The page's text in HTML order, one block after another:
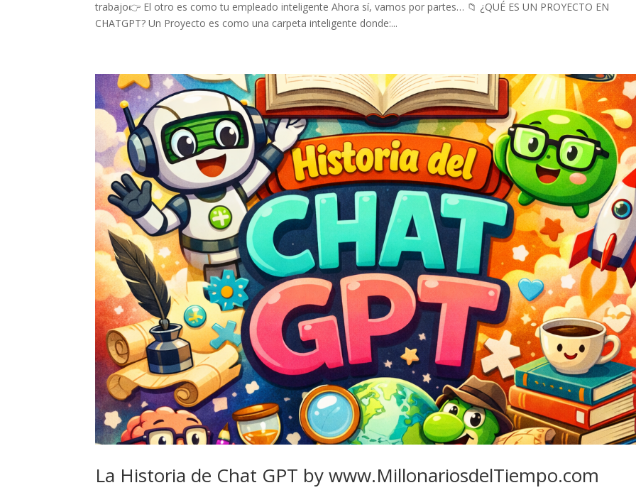
trabajo👉 El otro es como tu empleado inteligente Ahora sí, vamos por partes… 📁 ¿QUÉ ES UN PROYECTO EN
CHATGPT? Un Proyecto es como una carpeta inteligente donde:...
La Historia de Chat GPT by www.MillonariosdelTiempo.com